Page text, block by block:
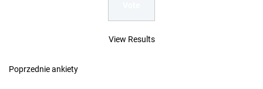
View Results
Poprzednie ankiety